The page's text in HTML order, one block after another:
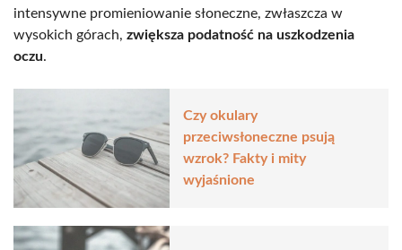
intensywne promieniowanie słoneczne, zwłaszcza w
wysokich górach, zwiększa podatność na uszkodzenia
oczu.
Czy okulary
przeciwsłoneczne psują
wzrok? Fakty i mity
wyjaśnione